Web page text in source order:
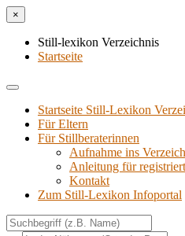
×
Still-lexikon Verzeichnis
Startseite
Startseite Still-Lexikon
Für Eltern
Für Stillberaterinnen
Aufnahme ins
Anlei­tung für
Kon­takt
Zum Still-Lexikon Infoportal